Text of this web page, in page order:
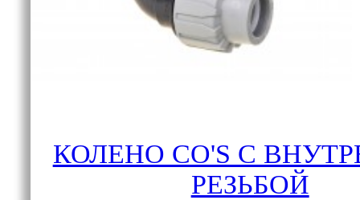
КОЛЕНО CO'S С
РЕЗЬБОЙ